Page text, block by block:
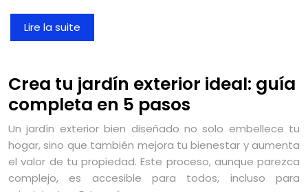
Lire la suite
Crea tu jardín exterior ideal: guía
completa en 5 pasos
Un jardín exterior bien diseñado no solo embellece tu
hogar, sino que también mejora tu bienestar y aumenta
el valor de tu propiedad. Este proceso, aunque parezca
complejo, es accesible para todos, incluso para